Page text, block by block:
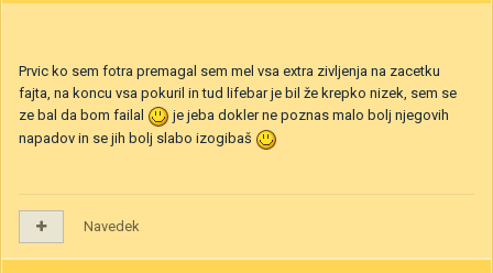
Prvic ko sem fotra premagal sem mel vsa extra zivljenja na zacetku
fajta, na koncu vsa pokuril in tud lifebar je bil že krepko nizek, sem se
ze bal da bom failal
je jeba dokler ne poznas malo bolj njegovih
napadov in se jih bolj slabo izogibaš
Navedek